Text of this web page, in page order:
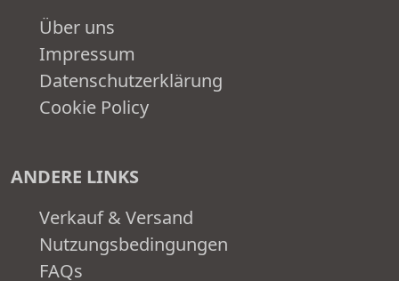
Über uns
Impressum
Datenschutzerklärung
Cookie Policy
ANDERE LINKS
Verkauf & Versand
Nutzungsbedingungen
FAQs